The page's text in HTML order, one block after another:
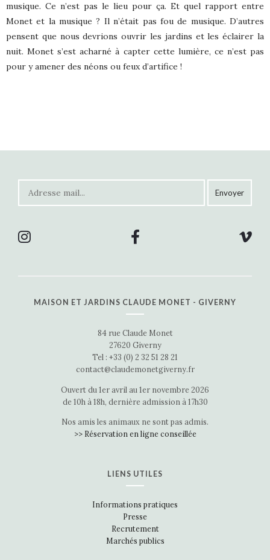
musique. Ce n’est pas le lieu pour ça. Et quel rapport entre
Monet et la musique ? Il n’était pas fou de musique. D’autres
pensent que nous devrions ouvrir les jardins et les éclairer la
nuit. Monet s’est acharné à capter cette lumière, ce n’est pas
pour y amener des néons ou feux d’artifice !
MAISON ET JARDINS CLAUDE MONET - GIVERNY
84 rue Claude Monet
27620 Giverny
Tel : +33 (0) 2 32 51 28 21
contact@claudemonetgiverny.fr
Ouvert du 1er avril au 1er novembre 2026
de 10h à 18h, dernière admission à 17h30
Nos amis les animaux ne sont pas admis.
>> Réservation en ligne conseillée
LIENS UTILES
Informations pratiques
Presse
Recrutement
Marchés publics